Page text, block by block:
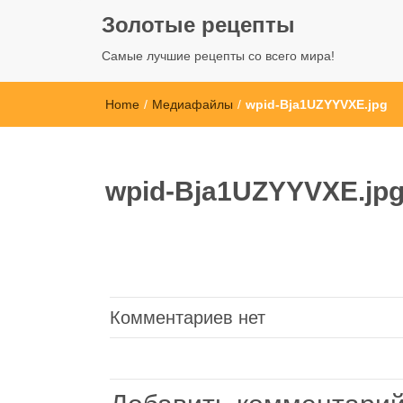
Золотые рецепты
Самые лучшие рецепты со всего мира!
Home / Медиафайлы / wpid-Bja1UZYYVXE.jpg
wpid-
Комментариев нет